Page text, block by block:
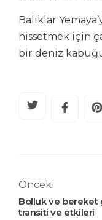
Balıklar
hissetmek için
bir deniz
Önceki
Bolluk ve bereket
transiti ve etkileri